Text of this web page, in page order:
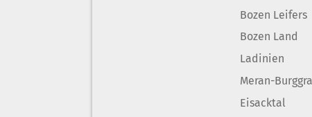
Bozen Leifers
Bozen Land
Ladinien
Meran-
Eisacktal